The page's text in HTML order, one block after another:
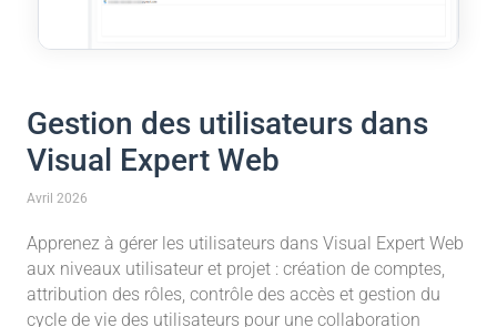
Gestion des utilisateurs dans
Visual Expert Web
Avril 2026
Apprenez à gérer les utilisateurs dans Visual Expert Web
aux niveaux utilisateur et projet : création de comptes,
attribution des rôles, contrôle des accès et gestion du
cycle de vie des utilisateurs pour une collaboration